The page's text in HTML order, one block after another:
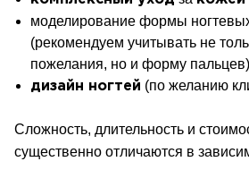
моделирование формы
(рекомендуем учитывать не
пожелания, но и форму пальцев)
дизайн ногтей (по желанию
Сложность, длительность и
существенно отличаются в